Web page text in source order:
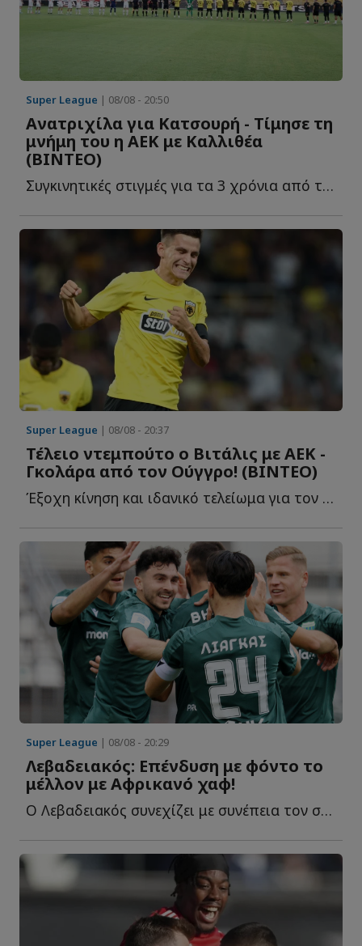
Super League | 08/08 - 20:50
Ανατριχίλα για Κατσουρή - Τίμησε τη
μνήμη του η ΑΕΚ με Καλλιθέα
(ΒΙΝΤΕΟ)
Συγκινητικές στιγμές για τα 3 χρόνια από τη δολοφονία τ...
Super League | 08/08 - 20:37
Τέλειο ντεμπούτο ο Βιτάλις με ΑΕΚ -
Γκολάρα από τον Ούγγρο! (ΒΙΝΤΕΟ)
Έξοχη κίνηση και ιδανικό τελείωμα για τον νεοαποκτηθέντα χ...
Super League | 08/08 - 20:29
Λεβαδειακός: Επένδυση με φόντο το
μέλλον με Αφρικανό χαφ!
Ο Λεβαδειακός συνεχίζει με συνέπεια τον σχεδιασμό τ...